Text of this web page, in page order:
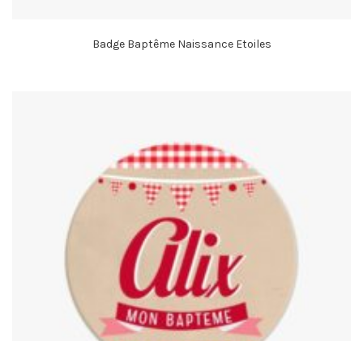
Badge Baptême Naissance Etoiles